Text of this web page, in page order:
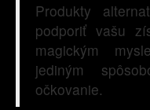
Produkty
podporiť vašu
magickým
jediným
očkovanie.